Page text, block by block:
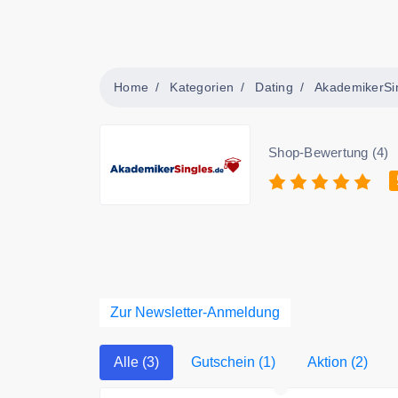
Home Kategorien Dating
Shop-Bewertung (4)
Zur Newsletter-Anmeldung
Alle (3) Gutschein (1) Aktion (2)